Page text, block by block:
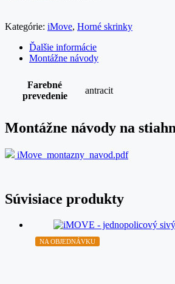
Kategórie: iMove, Horné skrinky
Ďalšie informácie
Montážne návody
Farebné
prevedenie
antracit
Montážne návody na
iMove_montazny_navod.pdf
Súvisiace produkty
NA OBJEDNÁVKU